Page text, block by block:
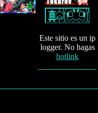
Este sitio es un ip
logger. No hagas
hotlink